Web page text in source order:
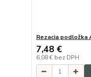
Rezacia podložka
7,48 €
6,08 € bez DPH